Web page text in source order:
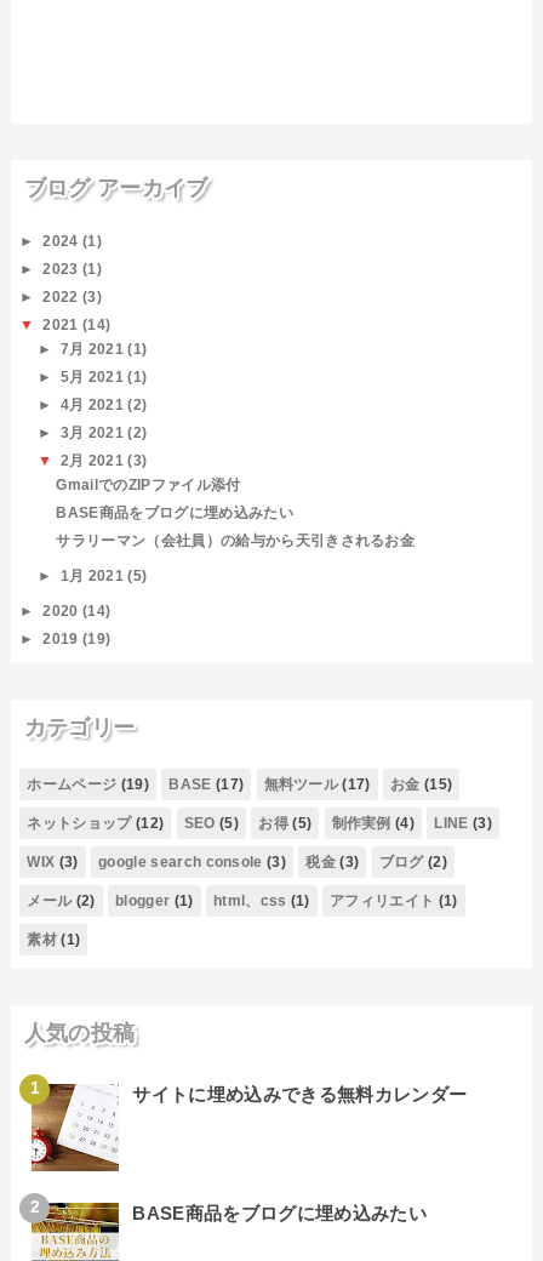
ブログ アーカイブ
►2024(1)
►2023(1)
►2022(3)
▼2021(14)
► 7月 2021(1)
► 5月 2021(1)
► 4月 2021(2)
► 3月 2021(2)
▼ 2月 2021(3)
GmailでのZIPファイル添付
BASE商品をブログに埋め込みたい
サラリーマン（会社員）の給与から天引きされるお金
► 1月 2021(5)
►2020(14)
►2019(19)
カテゴリー
ホームページ (19) BASE (17) 無料ツール (17) お金 (15)
ネットショップ (12) SEO (5) お得 (5) 制作実例 (4) LINE (3)
WIX (3) google search console (3) 税金 (3) ブログ (2)
メール (2) blogger (1) html、css (1) アフィリエイト (1)
素材 (1)
人気の投稿
サイトに埋め込みできる無料カレンダー
BASE商品をブログに埋め込みたい